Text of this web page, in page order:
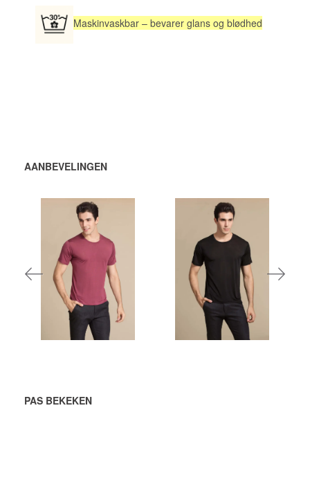
Maskinvaskbar – bevarer glans og blødhed
AANBEVELINGEN
448,00 DKK pereenheid
VOEG TOE
AAN
WINKELWAGEN
448,00 DKK
VOEG TOE
AAN
WINKELWAGEN
PAS BEKEKEN